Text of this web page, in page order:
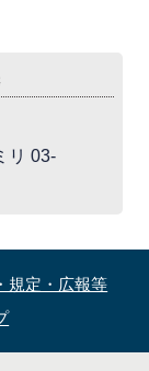
リ 03-
規定・広報等